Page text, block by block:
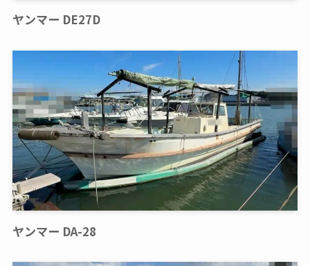
ヤンマー DE27D
ヤンマー DA-28